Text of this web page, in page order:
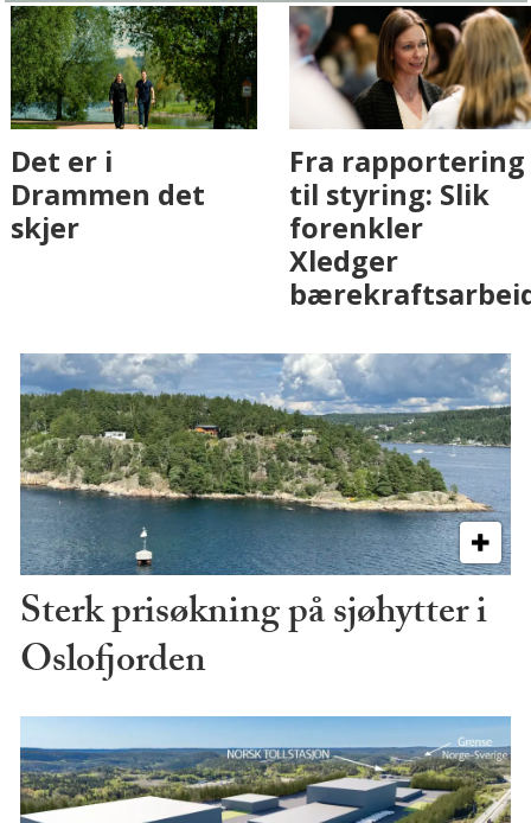
Fenistra endrer
eiendomsbransjen
med AI. Slik ser vi
Det er i
Drammen det
skjer
Sterk prisøkning på sjøhytter i
Oslofjorden